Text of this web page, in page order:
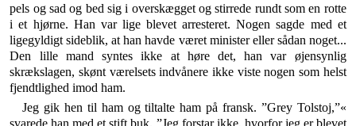
pels og sad og bed sig i overskægget og stirrede rundt som en rotte
i et hjørne. Han var lige blevet arresteret. Nogen sagde med et
ligegyldigt sideblik, at han havde været minister eller sådan noget...
Den lille mand syntes ikke at høre det, han var øjensynlig
skrækslagen, skønt værelsets indvånere ikke viste nogen som helst
fjendtlighed imod ham.
Jeg gik hen til ham og tiltalte ham på fransk. ”Grey Tolstoj,”«
svarede han med et stift buk. ”Jeg forstar ikke, hvorfor jeg er blevet